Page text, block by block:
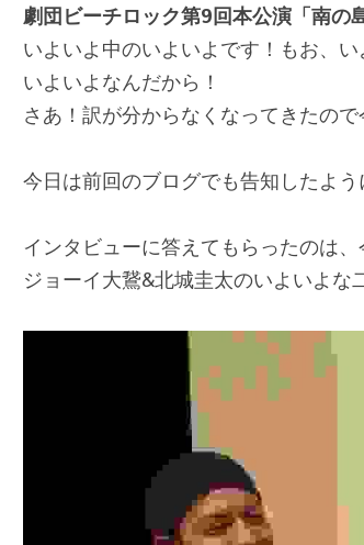
劇団ビーチロック第9回本公演「南の
いよいよ中のいよいよです！もお、
いよいよなんだから！
さあ！訳が分からなくなってきたの
今日は前回のブログでも告知したよ
インタビューに答えてもらったのは、
ジョーイ大鵞&北城圭太のいよいよな